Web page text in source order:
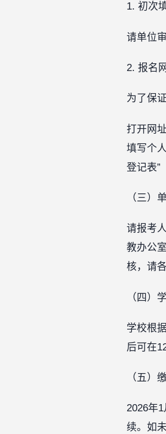
1. 初次
请单位
2. 报名
为了保
打开网
填写个
登记表”
（三）
请报考
教办公
核，请
（四）
学校根
后可在
（五）
2026年
续。如